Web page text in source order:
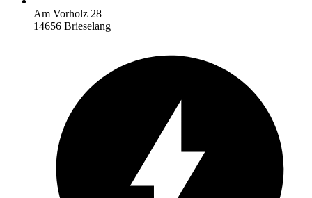
Am Vorholz 28
14656 Brieselang